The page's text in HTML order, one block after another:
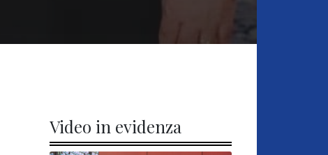
Video in evidenza